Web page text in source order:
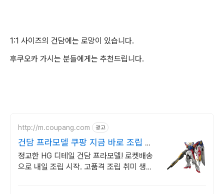
1:1 사이즈의 건담에는 로망이 있습니다.
후쿠오카 가시는 분들에게는 추천드립니다.
http://m.coupang.com 광고
건담 프라모델 쿠팡 지금 바로 조립 시
작
정교한 HG 디테일 건담 프라모델! 로켓배송
으로 내일 조립 시작. 고품격 조립 취미 생활!